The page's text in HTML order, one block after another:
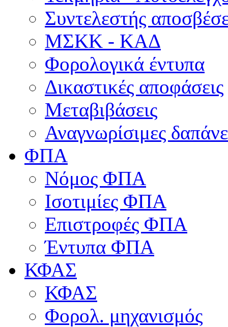
Συντελεστής
ΜΣKΚ - ΚΑΔ
Φορολογικά έντυπα
Δικαστικές αποφάσεις
Μεταβιβάσεις
Αναγνωρίσιμες
ΦΠΑ
Νόμος ΦΠΑ
Ισοτιμίες ΦΠΑ
Επιστροφές ΦΠΑ
Έντυπα ΦΠΑ
ΚΦΑΣ
ΚΦΑΣ
Φορολ. μηχανισμός